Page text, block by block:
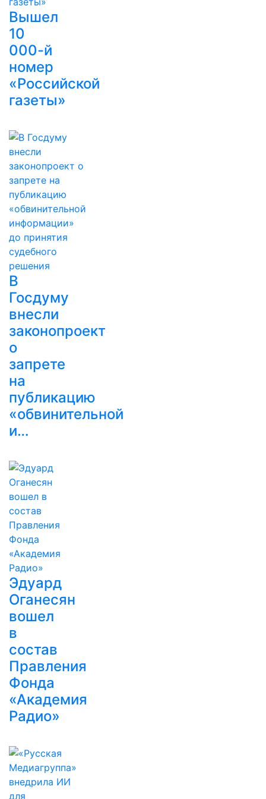
Вышел
10
000-й
номер
«Российской
газеты»
В
Госдуму
внесли
законопроект
о
запрете
на
публикацию
«обвинительной
и…
Эдуард
Оганесян
вошел
в
состав
Правления
Фонда
«Академия
Радио»